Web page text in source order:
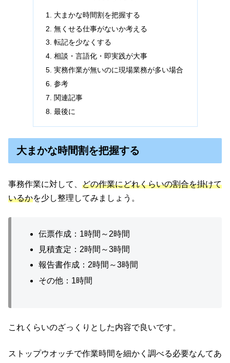
大まかな時間割を把握する
無くせる仕事がないか考える
転記を少なくする
相談・言語化・即実践が大事
実務作業が無いのに現場業務が多い場合
参考
関連記事
最後に
大まかな時間割を把握する
事務作業に対して、 どの作業にどれくらいの割合を掛けて
いるかを少し整理してみましょう。
伝票作成：1時間～2時間
見積査定：2時間～3時間
報告書作成：2時間～3時間
その他：1時間
これくらいのざっくりとした内容で良いです。
ストップウオッチで作業時間を細かく調べる必要なんてあ